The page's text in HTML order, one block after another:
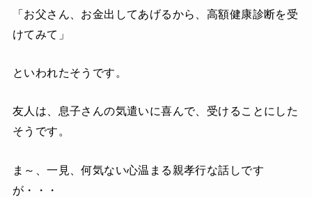
「お父さん、お金出してあげるから、高額健康診断を受
けてみて」
といわれたそうです。
友人は、息子さんの気遣いに喜んで、受けることにした
そうです。
ま～、一見、何気ない心温まる親孝行な話しです
が・・・